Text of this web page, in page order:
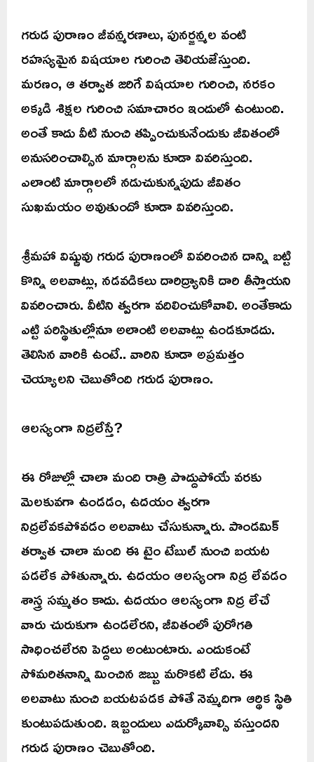
గరుడ పురాణం జీవన్మరణాలు, పునర్జన్మల వంటి
రహస్యమైన విషయాల గురించి తెలియజేస్తుంది.
మరణం, ఆ తర్వాత జరిగే విషయాల గురించి, నరకం
అక్కడి శిక్షల గురించి సమాచారం ఇందులో ఉంటుంది.
అంతే కాదు వీటి నుంచి తప్పించుకునేందుకు జీవితంలో
అనుసరించాల్సిన మార్గాలను కూడా వివరిస్తుంది.
ఎలాంటి మార్గాలలో నడుచుకున్నపుడు జీవితం
సుఖమయం అవుతుందో కూడా వివరిస్తుంది.
శ్రీమహా విష్ణువు గరుడ పురాణంలో వివరించిన దాన్ని బట్టి
కొన్ని అలవాట్లు, నడవడికలు దారిద్ర్యానికి దారి తీస్తాయని
వివరించారు. వీటిని త్వరగా వదిలించుకోవాలి. అంతేకాదు
ఎట్టి పరిస్థితుల్లోనూ అలాంటి అలవాట్లు ఉండకూడదు.
తెలిసిన వారికి ఉంటే.. వారిని కూడా అప్రమత్తం
చెయ్యాలని చెబుతోంది గరుడ పురాణం.
ఆలస్యంగా నిద్రలేస్తే?
ఈ రోజుల్లో చాలా మంది రాత్రి పొద్దుపోయే వరకు
మెలకువగా ఉండడం, ఉదయం త్వరగా
నిద్రలేవకపోవడం అలవాటు చేసుకున్నారు. పాండమిక్
తర్వాత చాలా మంది ఈ టైం టేబుల్ నుంచి బయట
పడలేక పోతున్నారు. ఉదయం ఆలస్యంగా నిద్ర లేవడం
శాస్త్ర సమ్మతం కాదు. ఉదయం ఆలస్యంగా నిద్ర లేచే
వారు చురుకుగా ఉండలేరని, జీవితంలో పురోగతి
సాధించలేరని పెద్దలు అంటుంటారు. ఎందుకంటే
సోమరితనాన్ని మించిన జబ్బు మరొకటి లేదు. ఈ
అలవాటు నుంచి బయటపడక పోతే నెమ్మదిగా ఆర్థిక స్థితి
కుంటుపడుతుంది. ఇబ్బందులు ఎదుర్కోవాల్సి వస్తుందని
గరుడ పురాణం చెబుతోంది.